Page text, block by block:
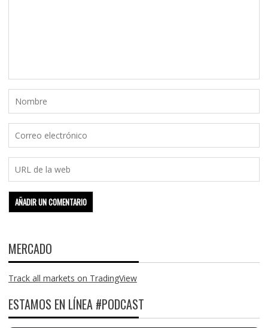
MERCADO
Track all markets on TradingView
ESTAMOS EN LÍNEA #PODCAST